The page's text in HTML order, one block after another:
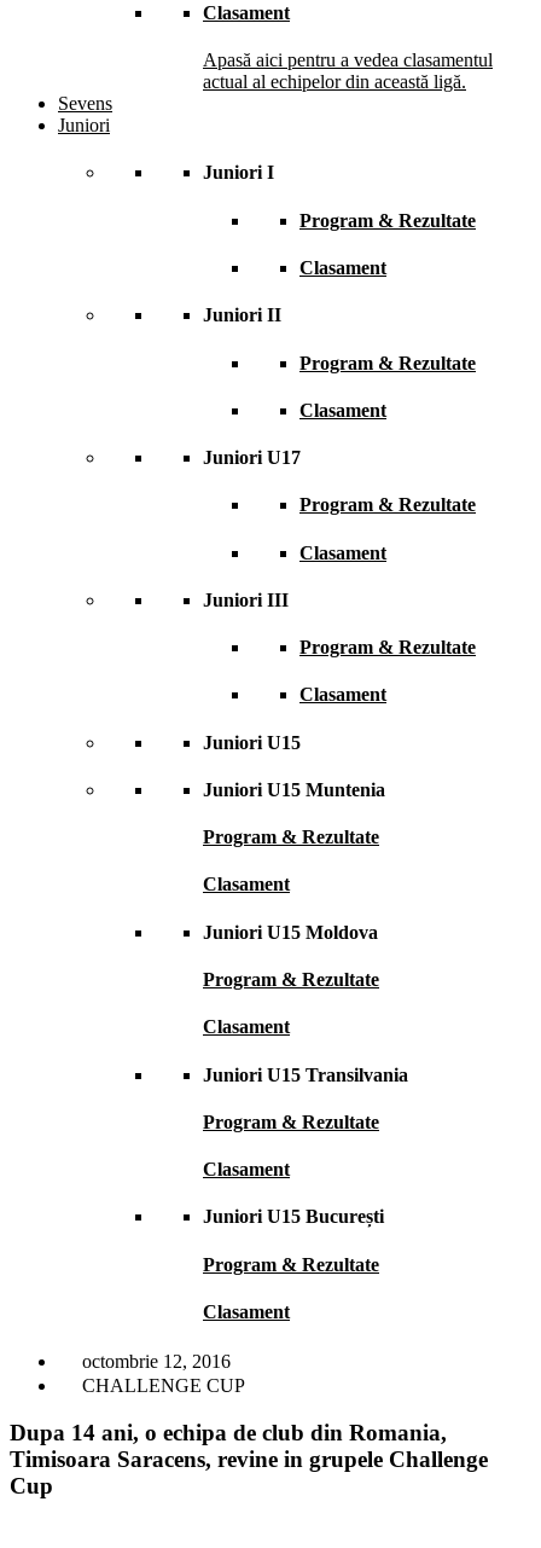
Clasament
Apasă aici pentru a vedea clasamentul
actual al echipelor din această ligă.
Sevens
Juniori
Juniori I
Program & Rezultate
Clasament
Juniori II
Program & Rezultate
Clasament
Juniori U17
Program & Rezultate
Clasament
Juniori III
Program & Rezultate
Clasament
Juniori U15
Juniori U15 Muntenia
Program & Rezultate
Clasament
Juniori U15 Moldova
Program & Rezultate
Clasament
Juniori U15 Transilvania
Program & Rezultate
Clasament
Juniori U15 București
Program & Rezultate
Clasament
octombrie 12, 2016
CHALLENGE CUP
Dupa 14 ani, o echipa de club din Romania,
Timisoara Saracens, revine in grupele Challenge
Cup